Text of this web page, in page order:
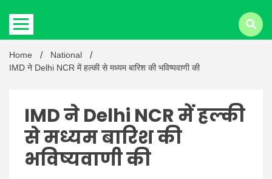
Latest
Hindi
Home
National
IMD ने Delhi NCR में हल्की से मध्यम बारिश की भविष्यवाणी की
IMD ने Delhi NCR में हल्की
से मध्यम बारिश की
भविष्यवाणी की